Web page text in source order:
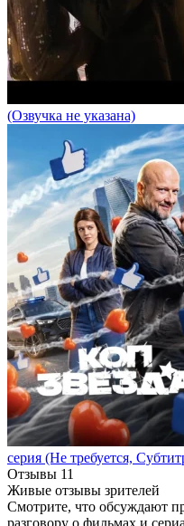
(Озвучка не указана)
серия (Не требуется,
Отзывы 11
Живые отзывы зрителей
Смотрите, что обсуждают